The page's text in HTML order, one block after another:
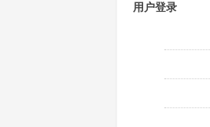
用户登录